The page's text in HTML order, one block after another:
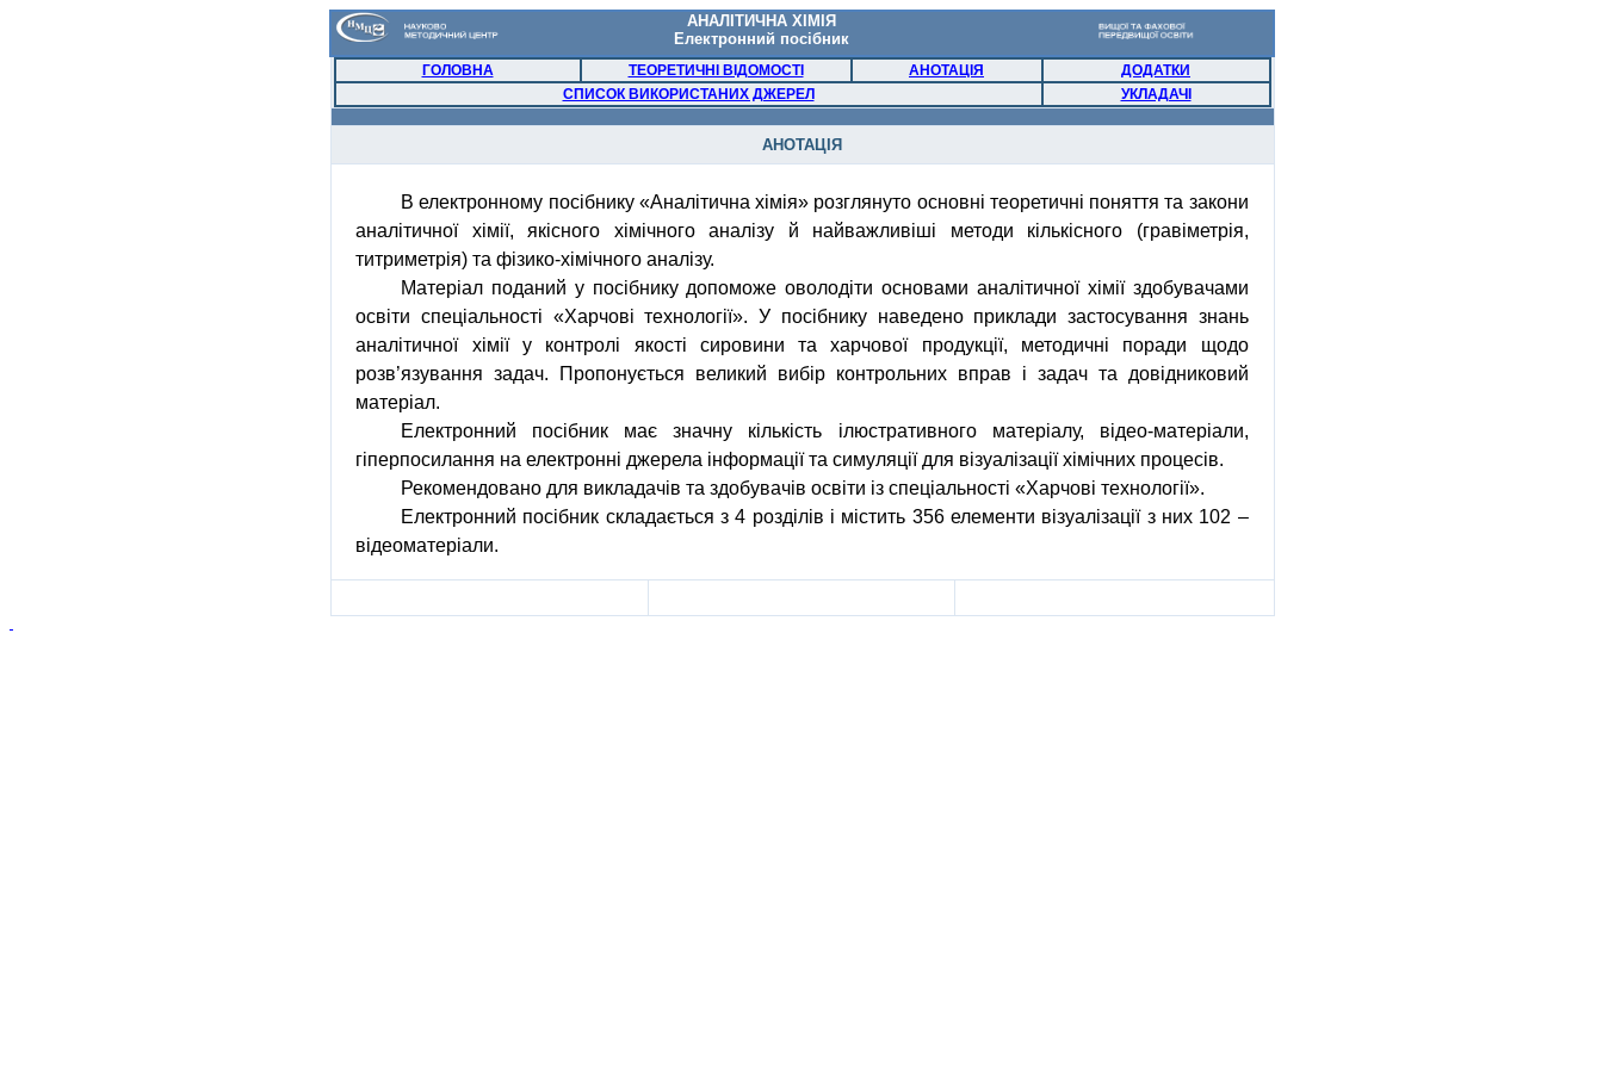
АНАЛІТИЧНА ХІМІЯ
Електронний посібник
ГОЛОВНА ТЕОРЕТИЧНІ ВІДОМОСТІ АНОТАЦІЯ
ДОДАТКИ
СПИСОК ВИКОРИСТАНИХ ДЖЕРЕЛ
УКЛАДАЧІ
АНОТАЦІЯ
Велектронному посібнику«Аналітична хімія» розглянуто основні теоретичні поняття та закони
аналітичної
хімії, якісного хімічного аналізу й найважливіші методи кількісного (гравіметрія,
титриметрія)та фізико-хімічного аналізу.
Матеріал поданий у посібнику допоможе оволодіти основамианалітичної хімії здобувачами
освіти спеціальності «Харчові технології». У посібникунаведено приклади застосування знань
аналітичної
хіміїу контролі якості сировини тахарчової продукції, методичні поради
щодо
розв’язування задач. Пропонується великий вибір контрольних вправ і задач та довідниковий
матеріал.
Електронний
посібник має значну кількість ілюстративного матеріалу, відео-матеріали,
гіперпосилання наелектронні джерела інформаціїтасимуляціїдля візуалізації хімічних процесів.
Рекомендовано для викладачів таздобувачів освіти із спеціальності «Харчові технології».
Електронний посібник складається з 4 розділів і містить 356 елементи візуалізації з них 102 –
відеоматеріали.